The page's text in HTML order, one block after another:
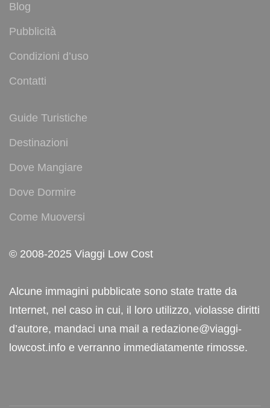
Blog
Pubblicità
Condizioni d’uso
Contatti
Guide Turistiche
Destinazioni
Dove Mangiare
Dove Dormire
Come Muoversi
© 2008-2025 Viaggi Low Cost
Alcune immagini pubblicate sono state tratte da
Internet, nel caso in cui, il loro utilizzo, violasse diritti
d’autore, mandaci una mail a redazione@viaggi-
lowcost.info e verranno immediatamente rimosse.